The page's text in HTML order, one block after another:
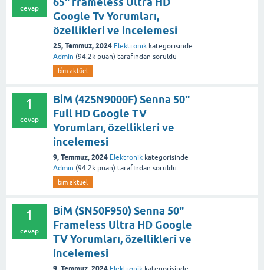
cevap
Google Tv Yorumları,
özellikleri ve incelemesi
25, Temmuz, 2024 Elektronik kategorisinde
Admin (94.2k puan) tarafından soruldu
bi̇m aktüel
1
cevap
BİM (42SN9000F) Senna 50"
Full HD Google TV
Yorumları, özellikleri ve
incelemesi
9, Temmuz, 2024 Elektronik kategorisinde
Admin (94.2k puan) tarafından soruldu
bi̇m aktüel
1
cevap
BİM (SN50F950) Senna 50"
Frameless Ultra HD Google
TV Yorumları, özellikleri ve
incelemesi